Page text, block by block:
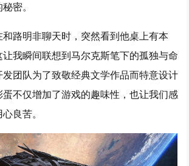
密。
路明非聊天时，突然看到他桌上有本
让我瞬间联想到马尔克斯笔下的孤独与命
团队为了致敬经典文学作品而特意设计
不仅增加了游戏的趣味性，也让我们感
良苦。